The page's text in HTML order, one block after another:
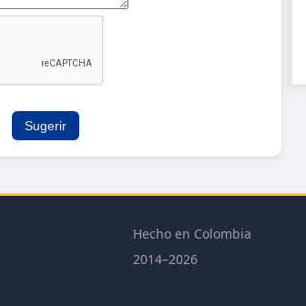
Sugerir
Hecho en Colombia
2014–2026